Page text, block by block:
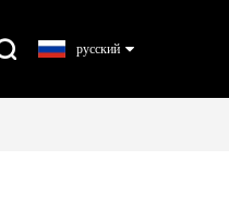
русский